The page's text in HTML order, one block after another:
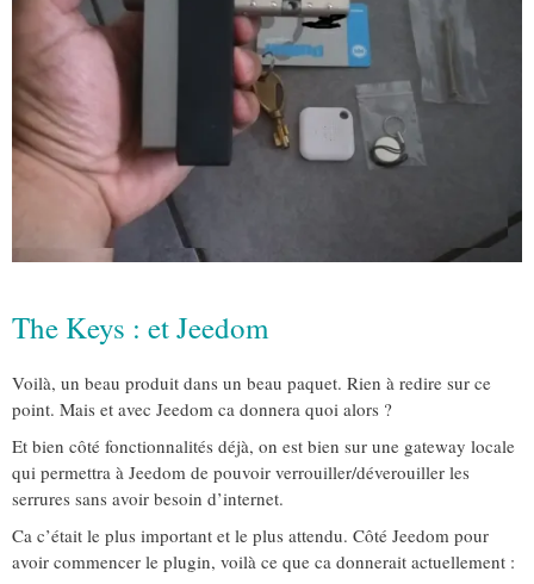
The Keys : et Jeedom
Voilà, un beau produit dans un beau paquet. Rien à redire sur ce
point. Mais et avec Jeedom ca donnera quoi alors ?
Et bien côté fonctionnalités déjà, on est bien sur une gateway locale
qui permettra à Jeedom de pouvoir verrouiller/déverouiller les
serrures sans avoir besoin d’internet.
Ca c’était le plus important et le plus attendu. Côté Jeedom pour
avoir commencer le plugin, voilà ce que ca donnerait actuellement :